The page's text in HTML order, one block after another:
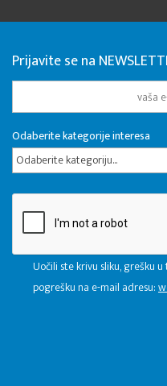
Prijavite se na
Odaberite kategorije interesa
Odaberite kategoriju...
Uočili ste krivu sliku, grešku
pogrešku na e-mail adresu: